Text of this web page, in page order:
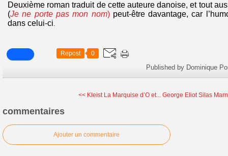
Deuxième roman traduit de cette auteure danoise, et tout
(Je ne porte pas mon nom)peut-être davantage, car
dans celui-ci.
Repost 0
Published by Dominique
<< Kleist La Marquise d’O et... George Eliot Silas
commentaires
Ajouter un commentaire